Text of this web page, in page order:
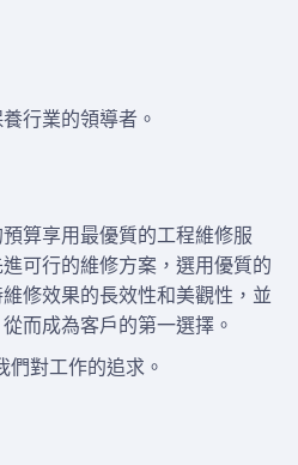
行業的領導者。
算享用最優質的工程維修服
可行的維修方案，選用優質的
修效果的長效性和美觀性，並
而成為客戶的第一選擇。
們對工作的追求。